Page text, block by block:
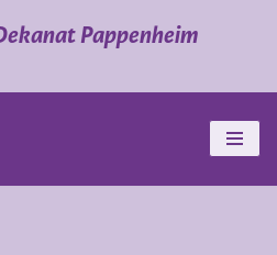
Pappenheim